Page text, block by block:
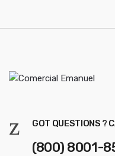
GOT QUESTIONS ?
(800) 8001-